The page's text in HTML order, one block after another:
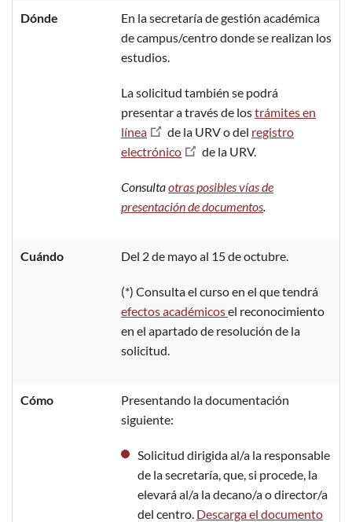
Dónde
En la secretaría de gestión académica
de campus/centro donde se realizan los
estudios.
La solicitud también se podrá
presentar a través de lostrámites en
línea
de la URV o del registro
electrónico
de la URV.
Consultaotras posibles vías de
presentación de documentos
Cuándo Del 2 de mayo al 15 de octubre.
(*) Consulta el curso en el que tendrá
efectos académicosel reconocimiento
en el apartado de resolución de la
solicitud.
Cómo
Presentando la documentación
siguiente:
Solicitud dirigida al/a la responsable
de la secretaría, que, si procede, la
elevará al/a la decano/a o director/a
del centro. Descarga el documento